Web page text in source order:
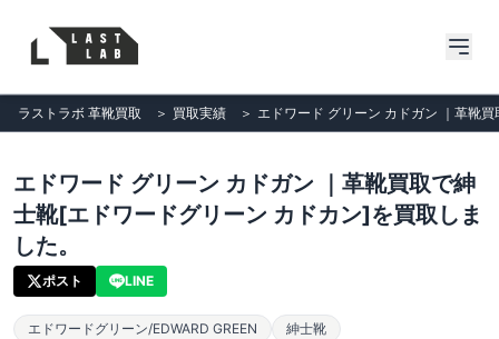
ラストラボ 革靴買取 ＞ 買取実績 ＞ エドワード グリーン カドガン ｜革靴
エドワード グリーン カドガン ｜革靴買取で紳
士靴[エドワードグリーン カドカン]を買取しま
した。
ポスト LINE
エドワードグリーン/EDWARD GREEN 紳士靴